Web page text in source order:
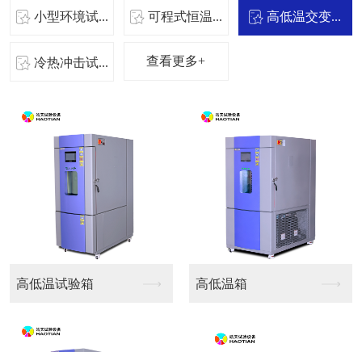
小型环境试... 可程式恒温... 高低温交变...
冷热冲击试... 查看更多+
高低温试验箱 高低温箱